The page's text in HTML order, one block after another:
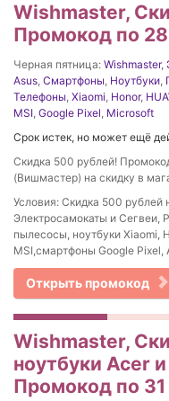
Wishmaster,
Промокод по
Черная пятница: Wishmaster,
Asus, Смартфоны, Ноутбуки,
Телефоны, Xiaomi, Honor,
MSI, Google Pixel, Microsoft
Срок истек, но может ещё
Скидка 500 рублей!
(Вишмастер) на скидку в
Условия: Скидка 500 рублей
Электросамокаты и Сегвеи,
пылесосы, ноутбуки Xiaomi,
MSI,смартфоны Google
Открыть промокод
Wishmaster,
ноутбуки Acer
Промокод по 31